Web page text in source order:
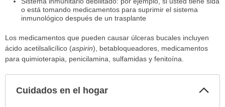
o está tomando medicamentos para suprimir el sistema
inmunológico después de un trasplante
Los medicamentos que pueden causar úlceras bucales incluyen
ácido acetilsalicílico (aspirin), betabloqueadores, medicamentos
para quimioterapia, penicilamina, sulfamidas y fenitoína.
Cuidados en el hogar